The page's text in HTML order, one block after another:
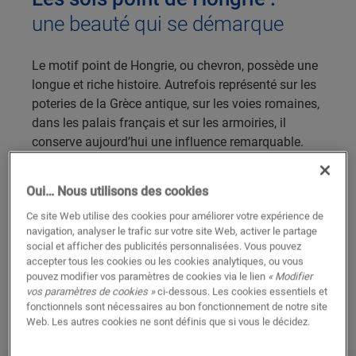
une beauté qui se démarque
Le motif point de Hongrie, ou chevron, possède une
longue et riche histoire. Autrefois représenté sur les
poteries de la Grèce antique, sur les voies romaines,
dans les palais français et sur les armoiries, il
conserve aujourd’hui une influence remarquable.
quel intérieur moderne en créant un effet dynamique
et saisissant. Que vous optiez pour un
unsol stratifié, nos sols point de Hongrie allient
tradition et modernité pour donner un caractère
audacieux et original à votre intérieur.
DÉCOUVREZ NOS SOLS POINT DE
HONGRIE
Oui… Nous utilisons des cookies
Ce site Web utilise des cookies pour améliorer votre expérience de
navigation, analyser le trafic sur votre site Web, activer le partage
social et afficher des publicités personnalisées. Vous pouvez
accepter tous les cookies ou les cookies analytiques, ou vous
pouvez modifier vos paramètres de cookies via le lien « Modifier
vos paramètres de cookies »ci-dessous. Les cookies essentiels et
fonctionnels sont nécessaires au bon fonctionnement de notre site
Web. Les autres cookies ne sont définis que si vous le décidez.